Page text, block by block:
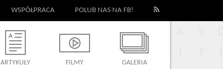
WSPÓŁPRACA POLUB NAS NA FB!
ARTYKUŁY FILMY GALERIA